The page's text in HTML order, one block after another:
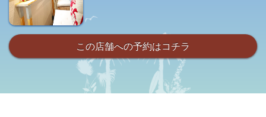
この店舗への予約はコチラ